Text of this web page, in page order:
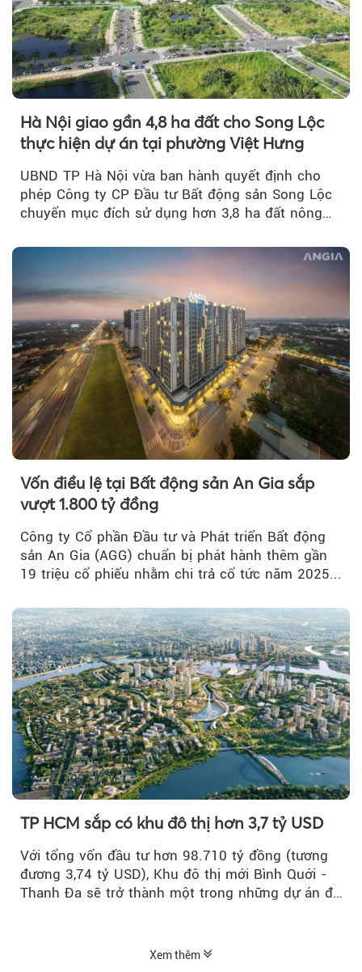
Hà Nội giao gần 4,8 ha đất cho Song Lộc
thực hiện dự án tại phường Việt Hưng
UBND TP Hà Nội vừa ban hành quyết định cho
phép Công ty CP Đầu tư Bất động sản Song Lộc
chuyển mục đích sử dụng hơn 3,8 ha đất nông
Vốn điều lệ tại Bất động sản An Gia sắp
vượt 1.800 tỷ đồng
Công ty Cổ phần Đầu tư và Phát triển Bất động
sản An Gia (AGG) chuẩn bị phát hành thêm gần
19 triệu cổ phiếu nhằm chi trả cổ tức năm 2025...
TP HCM sắp có khu đô thị hơn 3,7 tỷ USD
Với tổng vốn đầu tư hơn 98.710 tỷ đồng (tương
đương 3,74 tỷ USD), Khu đô thị mới Bình Quới -
Thanh Đa sẽ trở thành một trong những dự án đô
Xem thêm